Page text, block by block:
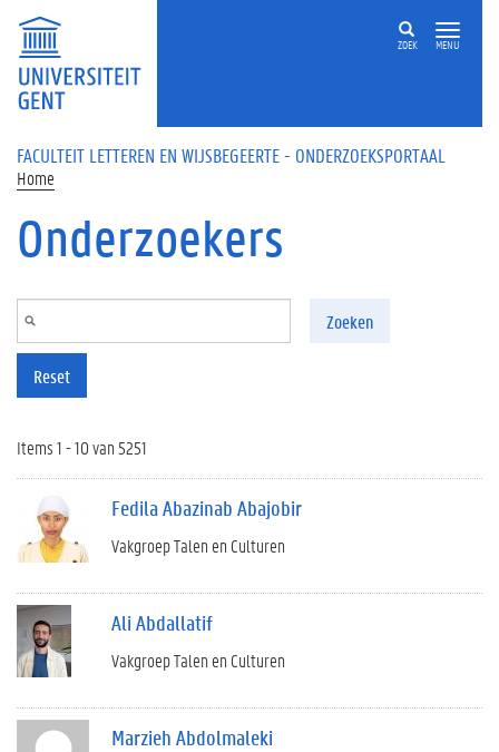
Overslaan en naar de inhoud gaan
ZOEK MENU
FACULTEIT LETTEREN EN WIJSBEGEERTE - ONDERZOEKSPORTAAL
Home
Onderzoekers
Zoeken
Reset
Items 1 - 10 van 5251
Fedila Abazinab Abajobir
Vakgroep Talen en Culturen
Ali Abdallatif
Vakgroep Talen en Culturen
Marzieh Abdolmaleki